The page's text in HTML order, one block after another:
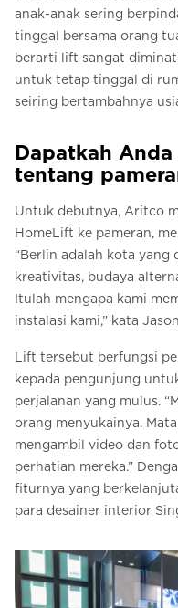
anak-anak sering
tinggal bersama orang
berarti lift sangat
untuk tetap tinggal di
seiring bertambahnya
Dapatkah
tentang
Untuk debutnya, Aritco
HomeLift ke pameran,
“Berlin adalah kota yang
kreativitas, budaya
Itulah mengapa kami
instalasi kami,” kata
Lift tersebut berfungsi
kepada pengunjung
perjalanan yang mulus.
orang menyukainya.
mengambil video dan
perhatian mereka.”
fiturnya yang
para desainer interior